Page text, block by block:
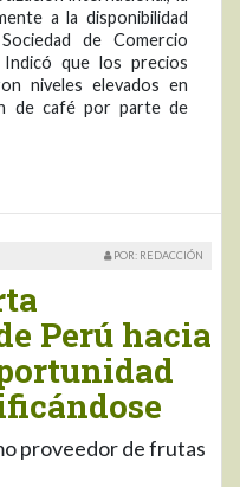
a la disponibilidad
de Comercio
que los precios
niveles elevados en
de café por parte de
POR: REDACCIÓN
Perú hacia
proveedor de frutas